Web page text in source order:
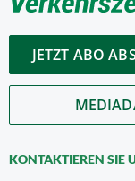
JETZT ABO
KONTAKTIEREN SIE